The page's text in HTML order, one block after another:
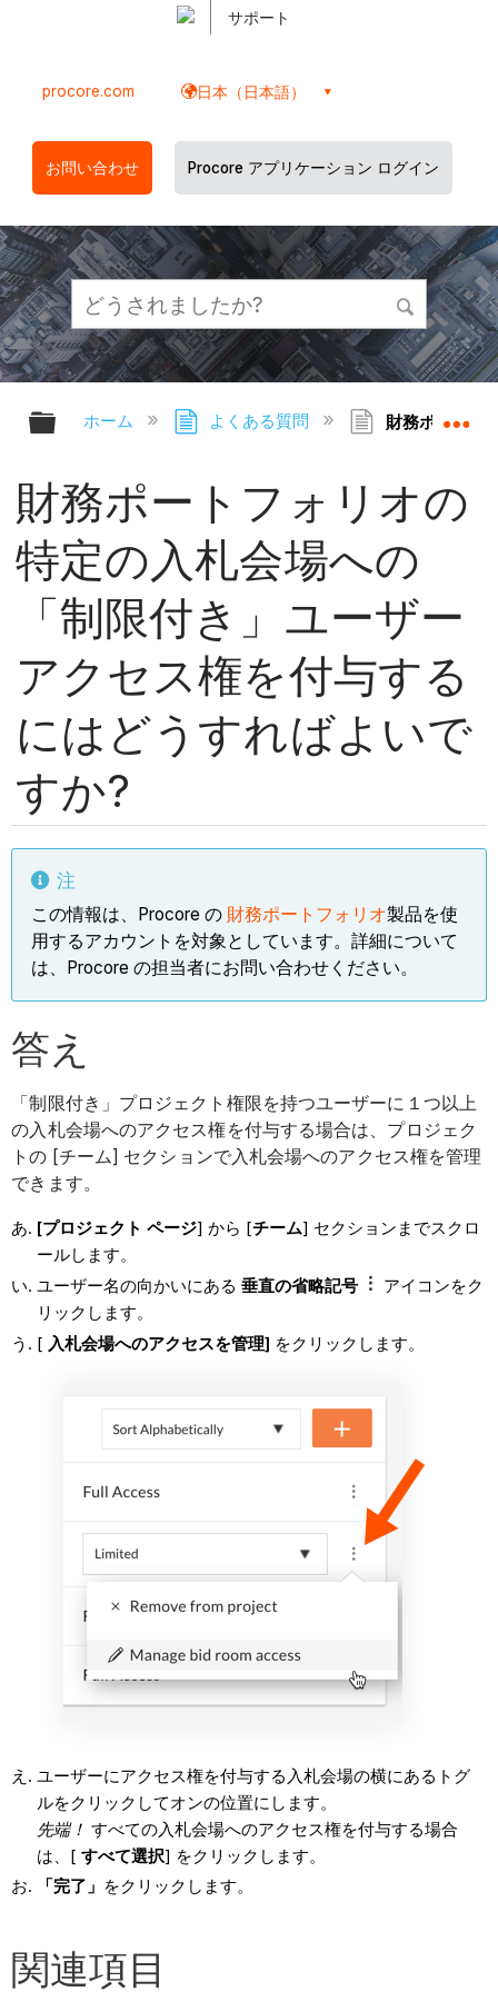
サポート
procore.com 日本（日本語）
お問い合わせ Procore アプリケーション ログイン
グローバル階層を展開/折りたたむ
ホーム よくある質問 財務ポートフ
財務ポートフォリオの
特定の入札会場への
「制限付き」ユーザー
アクセス権を付与する
にはどうすればよいで
すか?
注
この情報は、Procore の 財務ポートフォリオ製品を使
用するアカウントを対象としています。詳細について
は、Procore の担当者にお問い合わせください。
答え
「制限付き」プロジェクト権限を持つユーザーに１つ以上
の入札会場へのアクセス権を付与する場合は、プロジェク
トの [チーム] セクションで入札会場へのアクセス権を管理
できます。
[プロジェクト ページ] から [チーム] セクションまでスクロ
ールします。
ユーザー名の向かいにある 垂直の省略記号
アイコンをク
リックします。
[ 入札会場へのアクセスを管理] をクリックします。
ユーザーにアクセス権を付与する入札会場の横にあるトグ
ルをクリックしてオンの位置にします。
先端！ すべての入札会場へのアクセス権を付与する場合
は、[ すべて選択] をクリックします。
「完了」 をクリックします。
関連項目